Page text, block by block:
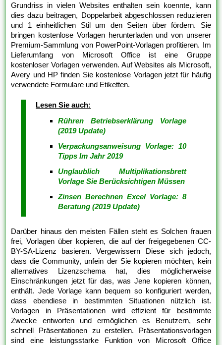
Grundriss in vielen Websites enthalten sein koennte, kann
dies dazu beitragen, Doppelarbeit abgeschlossen reduzieren
und 1 einheitlichen Stil um den Seiten über fördern. Sie
bringen kostenlose Vorlagen herunterladen und von unserer
Premium-Sammlung von PowerPoint-Vorlagen profitieren. Im
Lieferumfang von Microsoft Office ist eine Gruppe
kostenloser Vorlagen verwenden. Auf Websites als Microsoft,
Avery und HP finden Sie kostenlose Vorlagen jetzt für häufig
verwendete Formulare und Etiketten.
Lesen Sie auch:
Rühren Betriebserklärung Vorlage
(2019 Update)
Verpackungsanweisung Vorlage: 10
Tipps Im Jahr 2019
Unglaublich Multiplikationsbrett
Vorlage Sie Berücksichtigen Müssen
Zinsen Berechnen Excel Vorlage: 8
Beratung (2019 Update)
Darüber hinaus den meisten Fällen steht es Solchen frauen
frei, Vorlagen über kopieren, die auf der freigegebenen CC-
BY-SA-Lizenz basieren. Vergewissern Diese sich jedoch,
dass die Community, unfein der Sie kopieren möchten, kein
alternatives Lizenzschema hat, dies möglicherweise
Einschränkungen jetzt für das, was Jene kopieren können,
enthält. Jede Vorlage kann bequem so konfiguriert werden,
dass ebendiese in bestimmten Situationen nützlich ist.
Vorlagen in Präsentationen wird effizient für bestimmte
Zwecke entworfen und ermöglichen es Benutzern, sehr
schnell Präsentationen zu erstellen. Präsentationsvorlagen
sind eine leistungsstarke Funktion von Microsoft Office